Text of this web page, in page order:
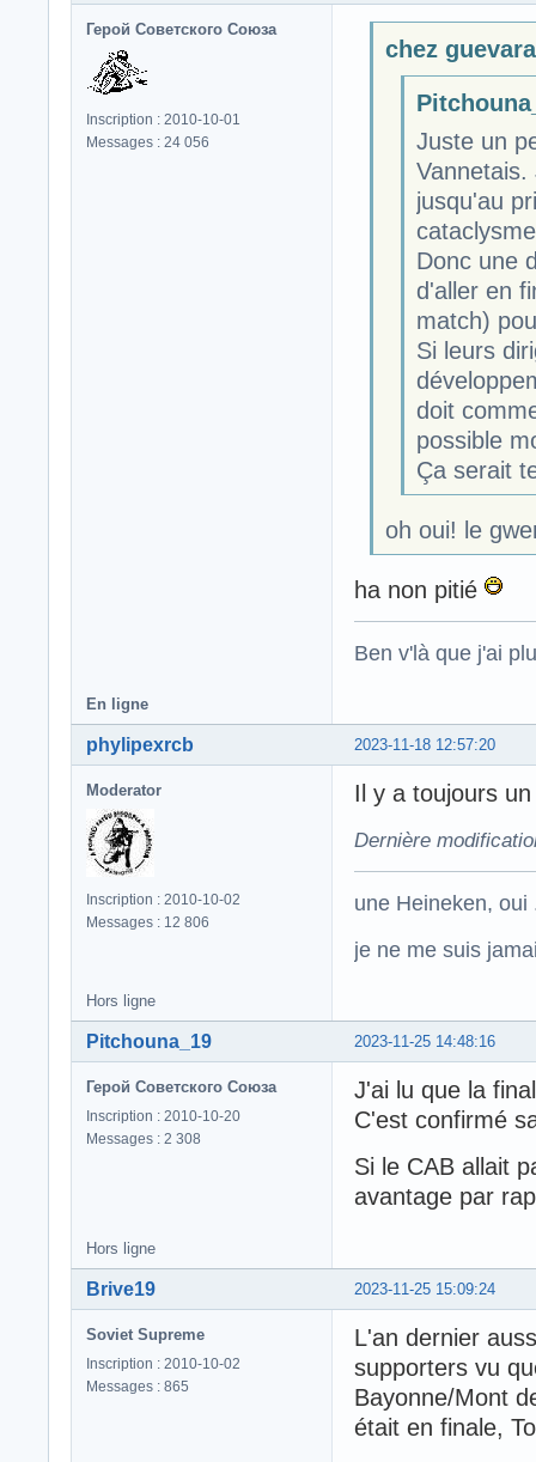
Герой Советского Союза
Inscription : 2010-10-01
Messages : 24 056
chez
Juste un
jusqu'au
Donc une
d'aller en
match)
Si leurs
doit
possible
Ça serait
oh oui! le
ha non pitié
Ben v'là que j'ai
En ligne
2023-11-18 12:57:20
phylipexrcb
Moderator
Inscription : 2010-10-02
Messages : 12 806
Il y a toujours
Dernière
une Heineken,
je ne me suis
Hors ligne
2023-11-25 14:48:16
Pitchouna_19
Герой Советского Союза
Inscription : 2010-10-20
Messages : 2 308
J'ai lu que la
C'est confirmé
Si le CAB allait
avantage par
Hors ligne
2023-11-25 15:09:24
Brive19
Soviet Supreme
Inscription : 2010-10-02
Messages : 865
L'an dernier
supporters vu
Bayonne/Mont
était en finale,